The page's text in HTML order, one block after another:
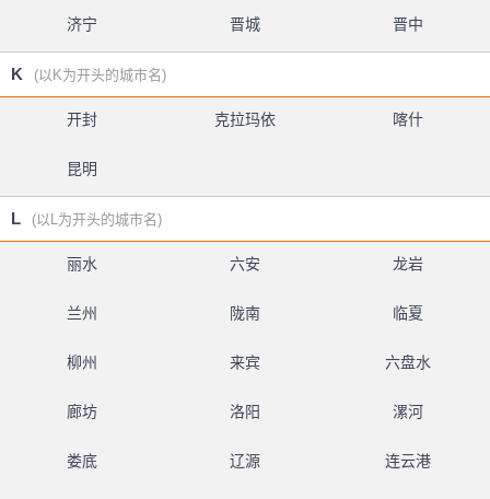
济宁 晋城 晋中
K (以K为开头的城市名)
开封 克拉玛依 喀什
昆明
L (以L为开头的城市名)
丽水 六安 龙岩
兰州 陇南 临夏
柳州 来宾 六盘水
廊坊 洛阳 漯河
娄底 辽源 连云港